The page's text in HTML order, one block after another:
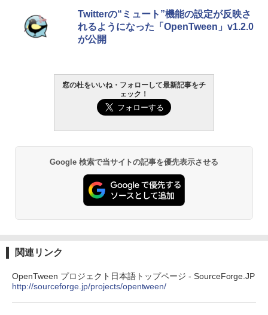
週間持続バッテリー、広告なし、ブラッ
ク
￥27,980
Amazon Kindle - 目に優しい、かさばら
ない、大きな画面で読みやすい、6週間持
続バッテリー、6インチディスプレイ電子
書籍リーダー、ブラック、16GB、広告な
し
ション (32GB) 7インチディスプレイ、明
るさ自動調整、色調調節ライト、12週間
持続バッテリー、広告なし、メタリック
ージ、防水、7インチカラーディスプレ
イ、色調調節ライト、最大8週間持続バッ
Twitterの“ミュート”機能の設定が反映さ
れるようになった「OpenTween」v1.2.0
が公開
窓の杜をいいね・フォローして最新記事をチ
ェック！
Google 検索で当サイトの記事を優先表示させる
関連リンク
OpenTween プロジェクト日本語トップページ - SourceForge.JP
http://sourceforge.jp/projects/opentween/